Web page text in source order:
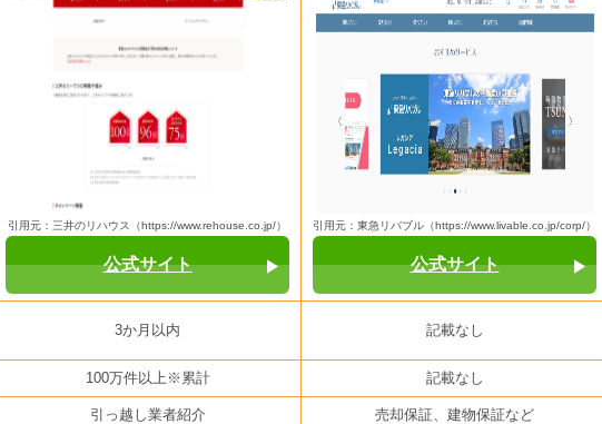
引用元：三井のリハウス（https://www.rehouse.co.jp/）
公式サイト
引用元：東急リバブル（https://www.livable.co.jp/corp/）
公式サイト
3か月以内 記載なし
100万件以上※累計 記載なし
引っ越し業者紹介 売却保証、建物保証など